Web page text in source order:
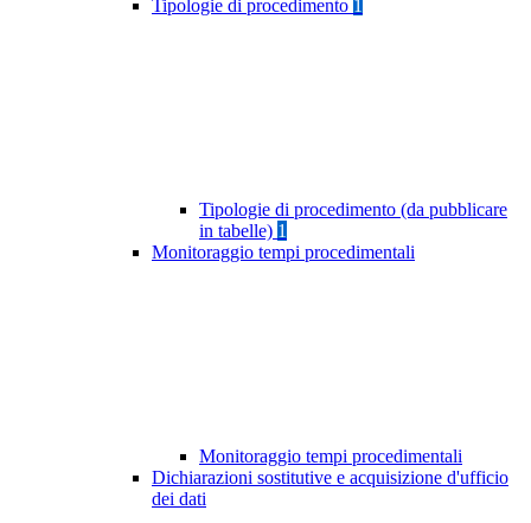
Tipologie di procedimento 1
Tipologie di procedimento (da pubblicare
in tabelle) 1
Monitoraggio tempi procedimentali
Monitoraggio tempi procedimentali
Dichiarazioni sostitutive e acquisizione d'ufficio
dei dati